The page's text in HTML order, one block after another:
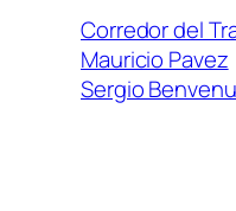
Corredor del
Mauricio Pavez
Sergio